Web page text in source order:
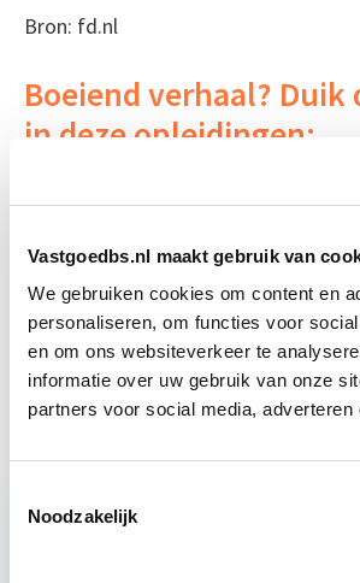
Vastgoedbs.nl maakt gebruik van
We gebruiken cookies om content en
personaliseren, om functies voor
en om ons websiteverkeer te
informatie over uw gebruik van onze
partners voor social media, adverteren
Noodzakelijk
Bron: fd.nl
Boeiend verhaal? Duik
in deze opleidingen:
Vastgoedmanagement
Vastgoedbeheer
Aankoop en Verkoop van
Vastgoed